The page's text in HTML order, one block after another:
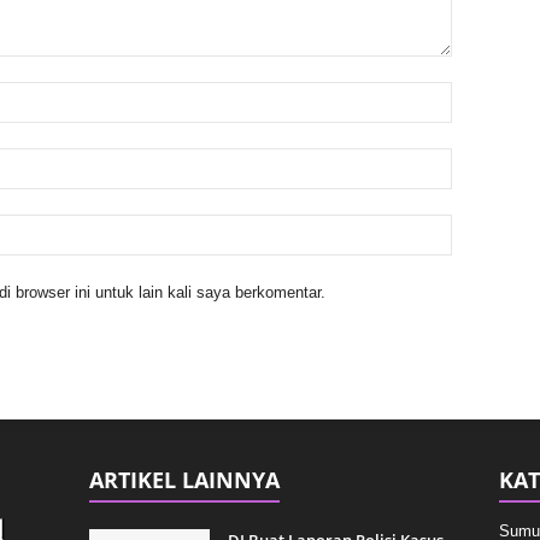
browser ini untuk lain kali saya berkomentar.
ARTIKEL LAINNYA